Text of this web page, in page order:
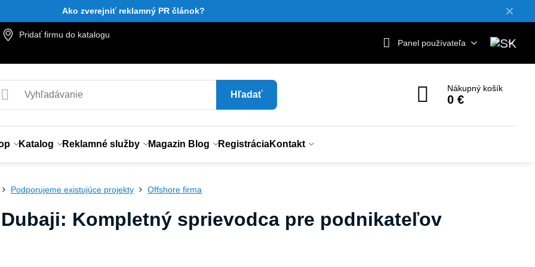
✕
Ako zverejniť reklamný PR článok?
Pridať firmu do katalogu
Panel používateľa
Hľadať
Nákupný košík
0 €
Katalog Reklamné služby Magazin Blog RegistráciaKontakt
Podporujeme existujúce projekty Offshore firma
Kompletný sprievodca pre podnikateľov